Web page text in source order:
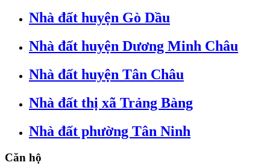
Nhà đất huyện Gò Dầu
Nhà đất huyện Dương Minh Châu
Nhà đất huyện Tân Châu
Nhà đất thị xã Trảng Bàng
Nhà đất phường Tân Ninh
Căn hộ